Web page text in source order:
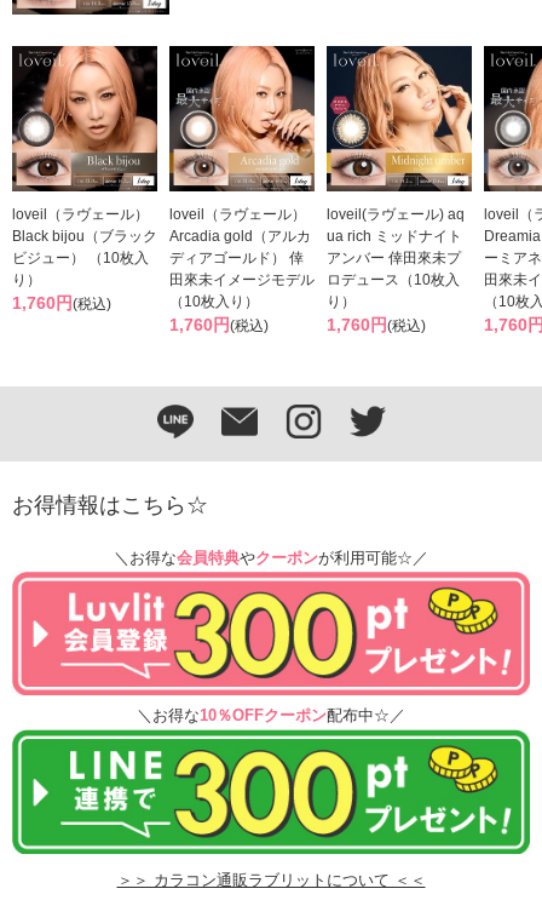
loveil（ラヴェール）
Black bijou（ブラック
ビジュー） （10枚入
り）
1,760円(税込)
loveil（ラヴェール）
Arcadia gold（アルカ
ディアゴールド） 倖
田來未イメージモデル
（10枚入り）
1,760円(税込)
loveil(ラヴェール) aq
ua rich ミッドナイト
アンバー 倖田來未プ
ロデュース（10枚入
り）
1,760円(税込)
loveil（
ーミア
田來未
（10枚
1,760
お得情報はこちら☆
＼お得な会員特典やクーポンが利用可能☆／
＼お得な10％OFFクーポン配布中☆／
＞＞ カラコン通販ラブリットについて ＜＜